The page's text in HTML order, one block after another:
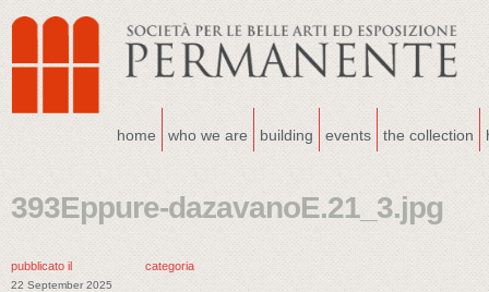
home who we are building events the collection
393Eppure-dazavanoE.21_3.jpg
pubblicato il
22 September 2025
categoria